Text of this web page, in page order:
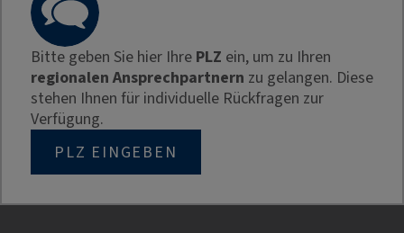
Bitte geben Sie hier Ihre PLZ ein, um zu Ihren
regionalen Ansprechpartnern zu gelangen. Diese
stehen Ihnen für individuelle Rückfragen zur
Verfügung.
PLZ EINGEBEN